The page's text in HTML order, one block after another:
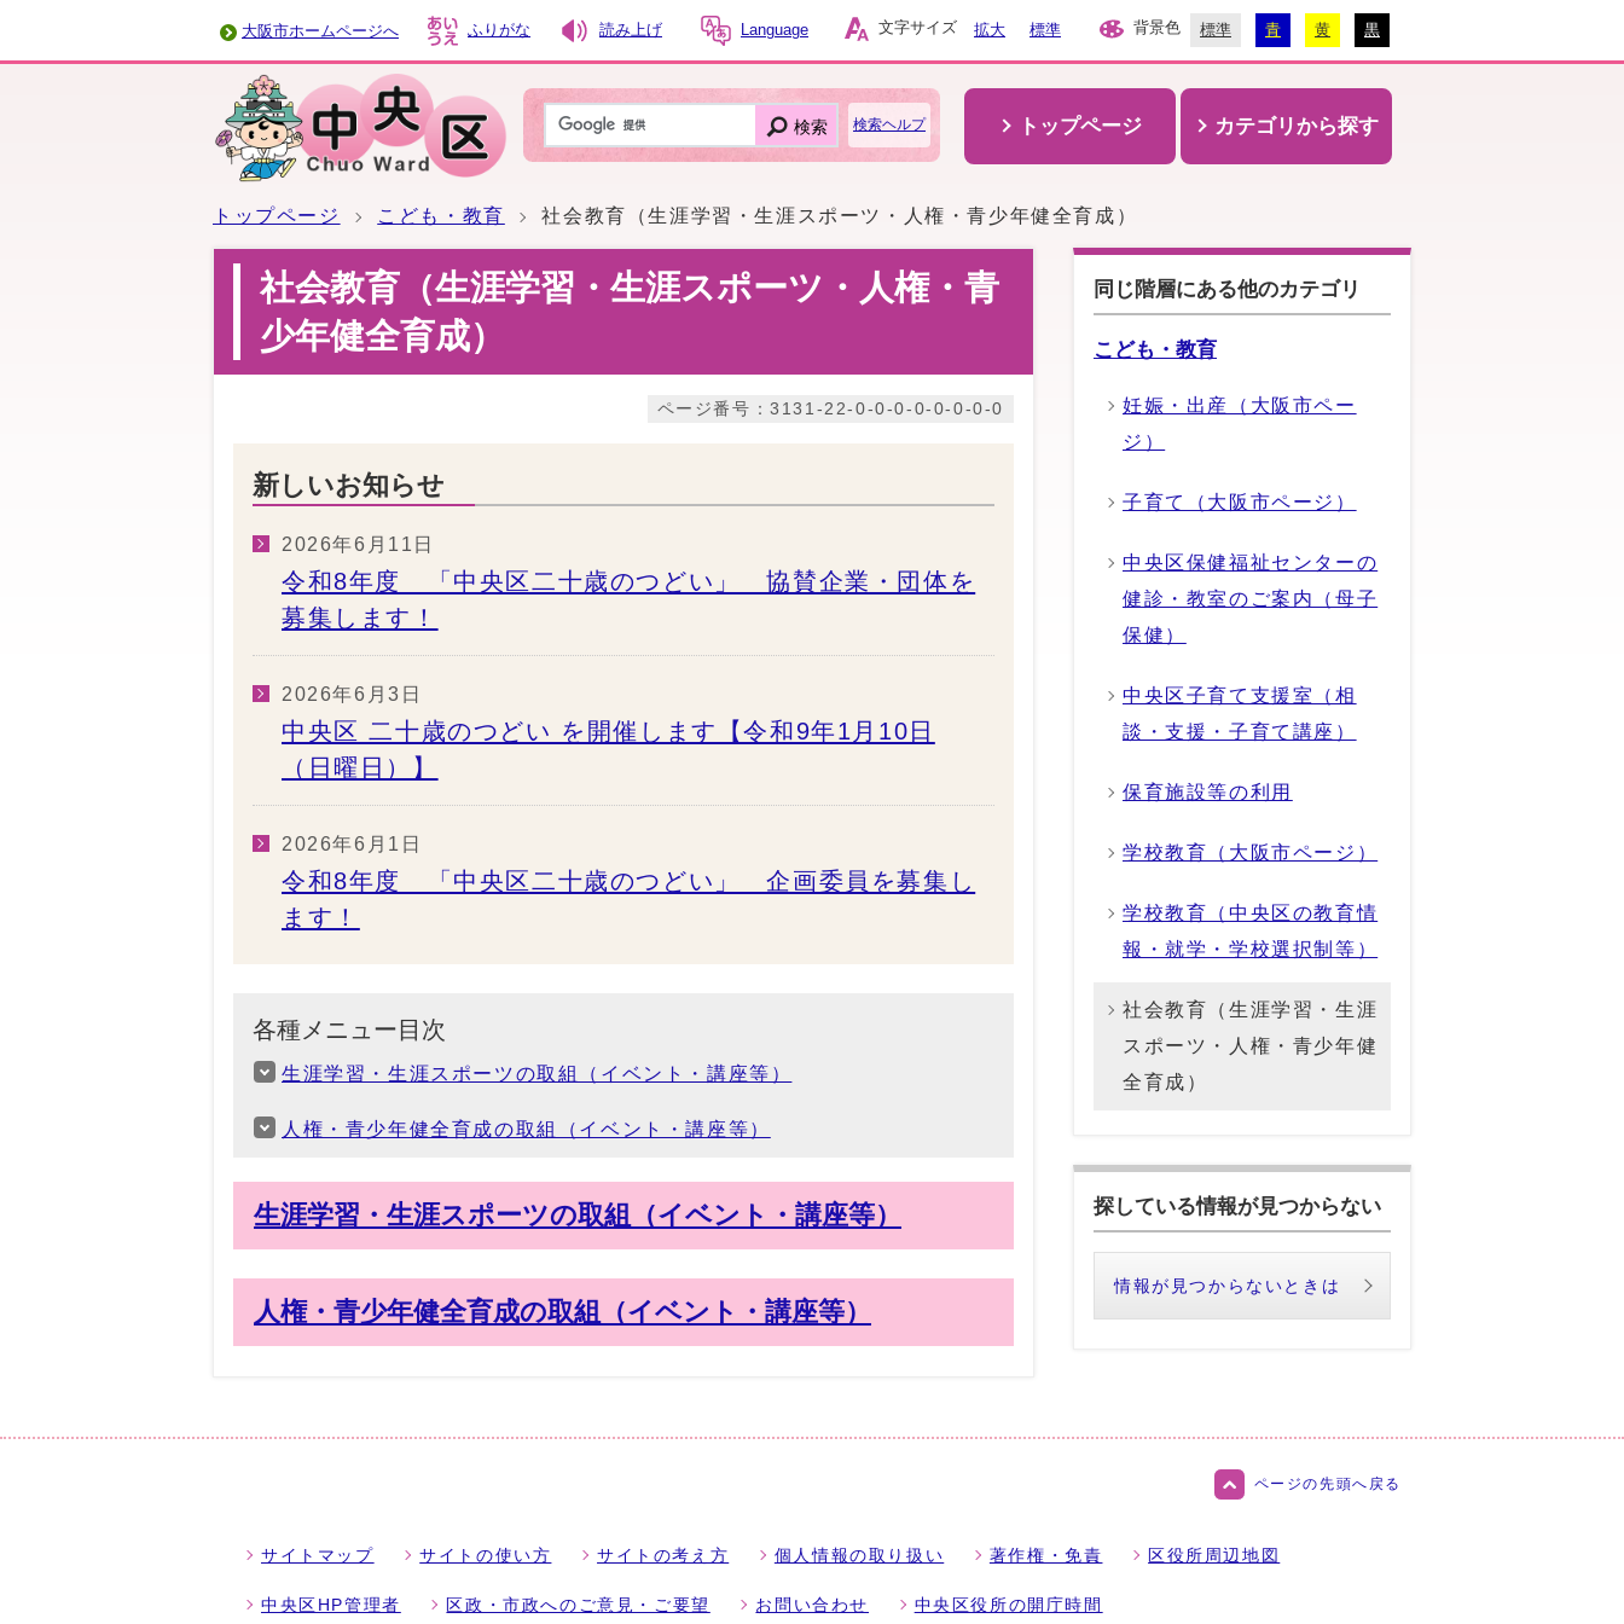
大阪市ホームページへ ふりがな 読み上げ Language 文字サイズ 拡大 標準 背景色 標準 青 黄 黒
検索 検索ヘルプ トップページ カテゴリから探す
トップページ こども・教育 社会教育（生涯学習・生涯スポーツ・人権・青少年健全育成）
社会教育（生涯学習・生涯スポーツ・人権・青
少年健全育成）
ページ番号：3131-22-0-0-0-0-0-0-0-0
新しいお知らせ
2026年6月11日
令和8年度 「中央区二十歳のつどい」 協賛企業・団体を
募集します！
2026年6月3日
中央区 二十歳のつどい を開催します【令和9年1月10日
（日曜日）】
2026年6月1日
令和8年度 「中央区二十歳のつどい」 企画委員を募集し
ます！
各種メニュー目次
生涯学習・生涯スポーツの取組（イベント・講座等）
人権・青少年健全育成の取組（イベント・講座等）
生涯学習・生涯スポーツの取組（イベント・講座等）
人権・青少年健全育成の取組（イベント・講座等）
同じ階層にある他のカテゴリ
こども・教育
妊娠・出産（大阪市ペー
ジ）
子育て（大阪市ページ）
中央区保健福祉センターの
健診・教室のご案内（母子
保健）
中央区子育て支援室（相
談・支援・子育て講座）
保育施設等の利用
学校教育（大阪市ページ）
学校教育（中央区の教育情
報・就学・学校選択制等）
社会教育（生涯学習・生涯
スポーツ・人権・青少年健
全育成）
探している情報が見つからない
情報が見つからないときは
ページの先頭へ戻る
サイトマップ サイトの使い方 サイトの考え方 個人情報の取り扱い 著作権・免責 区役所周辺地図
中央区HP管理者 区政・市政へのご意見・ご要望 お問い合わせ 中央区役所の開庁時間